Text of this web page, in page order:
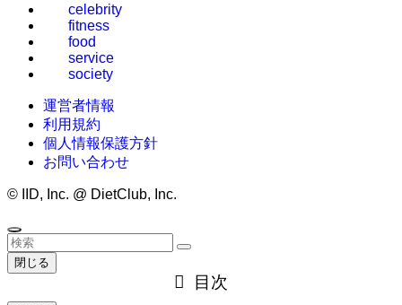
celebrity
fitness
food
service
society
運営者情報
利用規約
個人情報保護方針
お問い合わせ
© IID, Inc. @ DietClub, Inc.
閉じる
目次